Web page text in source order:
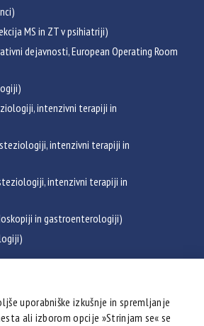
MS in ZT v psihiatriji)
dejavnosti, European Operating Room
intenzivni terapiji in
intenzivni terapiji in
intenzivni terapiji in
in gastroenterologiji)
uporabniške izkušnje in spremljanje
ali izborom opcije »Strinjam se« se